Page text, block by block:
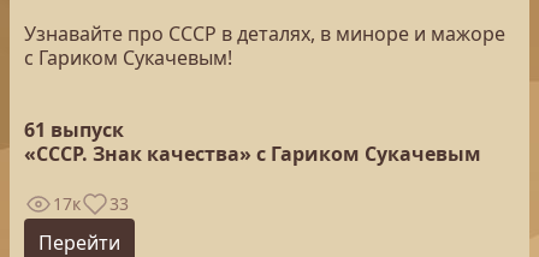
Узнавайте про СССР в деталях, в миноре и мажоре
с Гариком Сукачевым!
61 выпуск
«СССР. Знак качества» с Гариком Сукачевым
17к 33
Перейти